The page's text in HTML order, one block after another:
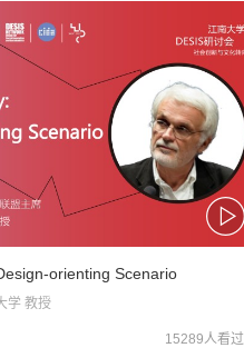
orienting Scenario
学 教授
15289人看过